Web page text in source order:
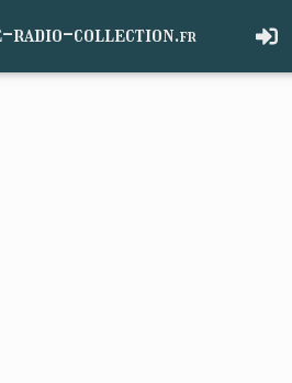
radio-collection.fr